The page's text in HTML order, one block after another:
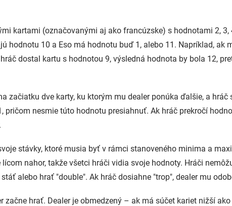
kartami (označovanými aj ako francúzske) s hodnotami 2, 3,
hodnotu 10 a Eso má hodnotu buď 1, alebo 11. Napríklad, ak
dostal kartu s hodnotou 9, výsledná hodnota by bola 12,
začiatku dve karty, ku ktorým mu dealer ponúka ďalšie, a
nesmie túto hodnotu presiahnuť. Ak hráč prekročí
stávky, ktoré musia byť v rámci stanoveného minima a
nahor, takže všetci hráči vidia svoje hodnoty. Hráči
alebo hrať "double". Ak hráč dosiahne "trop", dealer mu
začne hrať. Dealer je obmedzený – ak má súčet kariet nižší